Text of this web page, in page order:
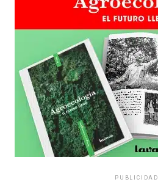
PUBLICIDAD